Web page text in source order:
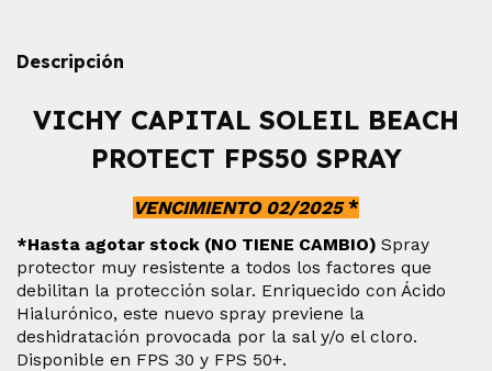
Descripción
VICHY CAPITAL SOLEIL BEACH
PROTECT FPS50 SPRAY
VENCIMIENTO 02/2025*
*Hasta agotar stock (NO TIENE CAMBIO) Spray
protector muy resistente a todos los factores que
debilitan la protección solar. Enriquecido con Ácido
Hialurónico, este nuevo spray previene la
deshidratación provocada por la sal y/o el cloro.
Disponible en FPS 30 y FPS 50+.